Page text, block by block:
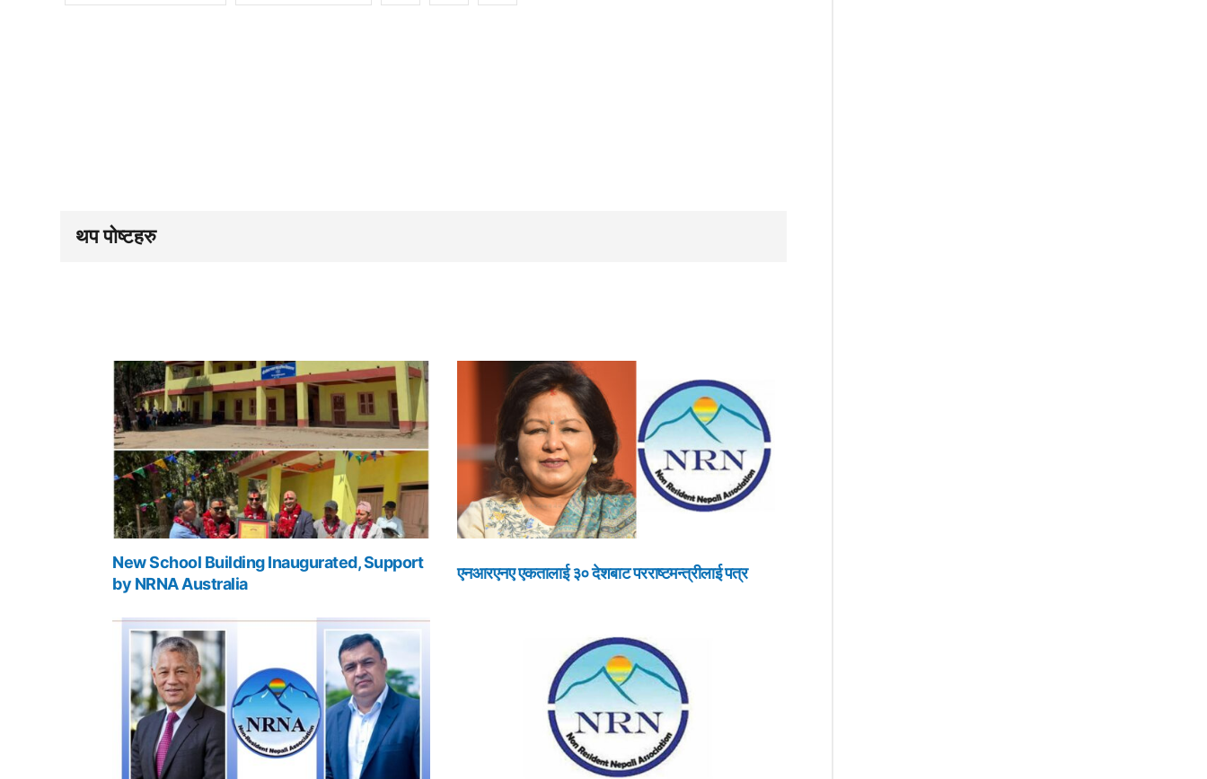
थप पोष्टहरु
New School Building Inaugurated, Support
by NRNA Australia
एनआरएनए एकतालाई ३० देशबाट परराष्टमन्त्रीलाई पत्र